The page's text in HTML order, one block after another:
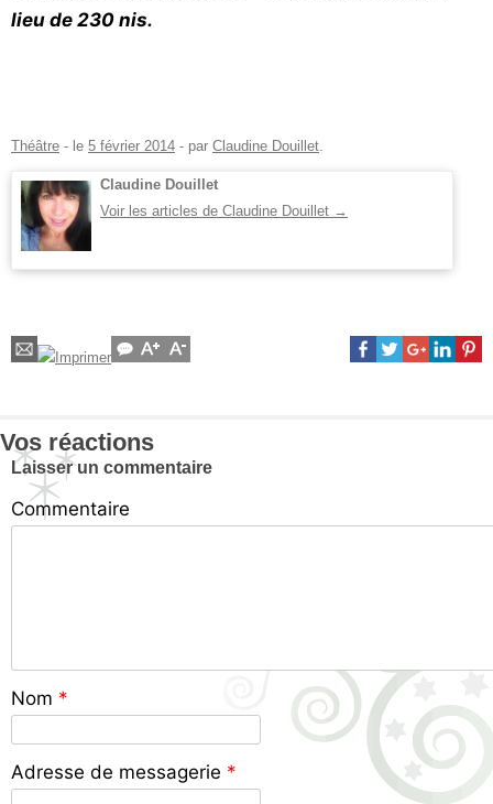
lieu de 230 nis.
Théâtre - le 5 février 2014 - par Claudine Douillet.
Claudine Douillet
Voir les articles de Claudine Douillet →
Vos réactions
Laisser un commentaire
Commentaire
Nom *
Adresse de messagerie *